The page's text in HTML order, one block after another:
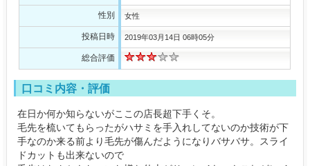
性別 女性
投稿日時 2019年03月14日 06時05分
総合評価
口コミ内容・評価
在日か何か知らないがここの店長超下手くそ。
毛先を梳いてもらったがハサミを手入れしてないのか技術が下
手なのか来る前より毛先が傷んだようになりバサバサ。スライ
ドカットも出来ないので